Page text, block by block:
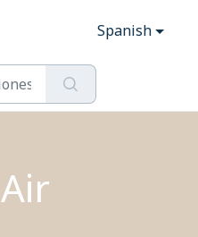
Spanish